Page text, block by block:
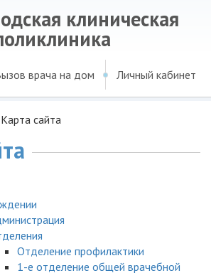
клиническая
врача на дом Личный кабинет
Карта сайта
Отделение профилактики
1-е отделение общей врачебной